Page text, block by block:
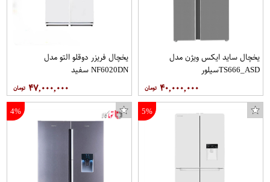
یخچال ساید ايکس ویژن مدل
TS666_ASDسیلور
۴۰,۰۰۰,۰۰۰
یخچال فریزر دوقلو التو مدل
NF6020DN سفید
۴۷,۰۰۰,۰۰۰
5%
4%